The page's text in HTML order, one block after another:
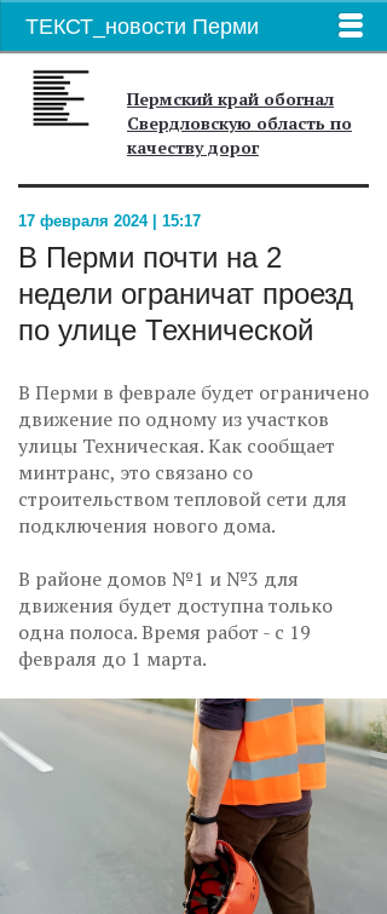
ТЕКСТ_новости Перми
Пермский край обогнал
Свердловскую область по
качеству дорог
17 февраля 2024 | 15:17
В Перми почти на 2
недели ограничат проезд
по улице Технической
В Перми в феврале будет ограничено
движение по одному из участков
улицы Техническая. Как сообщает
минтранс, это связано со
строительством тепловой сети для
подключения нового дома.
В районе домов №1 и №3 для
движения будет доступна только
одна полоса. Время работ - с 19
февраля до 1 марта.